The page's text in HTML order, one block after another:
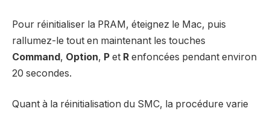
Pour réinitialiser la PRAM, éteignez le Mac, puis
rallumez-le tout en maintenant les touches
Command, Option, P et R enfoncées pendant environ
20 secondes.
Quant à la réinitialisation du SMC, la procédure varie